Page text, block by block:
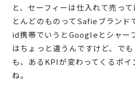
と、セーフィーは仕入れて売っ
とんどのものってSafieブランド
id携帯でいうとGoogleとシャー
はちょっと違うんですけど、で
も、あるKPIが変わってくるポイ
ね。